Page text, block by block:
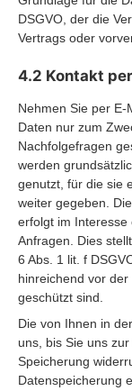
DSGVO, der die
Vertrags oder
4.2 Kontakt
Nehmen Sie per E-
Daten nur zum
Nachfolgefragen
werden
genutzt, für die sie
weiter gegeben.
erfolgt im Interesse
Anfragen. Dies
6 Abs. 1 lit. f
hinreichend vor
geschützt sind.
Die von Ihnen in
uns, bis Sie uns
Speicherung
Datenspeicherung